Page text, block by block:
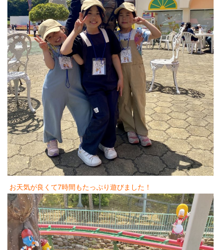
お天気が良くて7時間もたっぷり遊びました！
2025.12.3
先日、高校生女子がヘアドネーションをご希望
されて、ばっさり、いやいやいや、バババババ
ッサーリッ！！！…
2025.12.3
弾ける笑顔が可愛い♡♡♡ 先日、七五三のヘ
アセットand着付けのお客様♡お天気もとっー
ても良くって最高の一日なったねー…
2025.11.17
早めのサンタが店内に並んでます♡好評につ
き、うちの父の手作りサンタ♡♡♡1セット
¥800 販売中♡数に限りがありますの…
2025.11.17
あえての、ポイントカラー♡♡♡セクション
で、顔周りだけを、ぐるりとポイントに♡ＴＰ
Ｏに合わせて、このくらいのラインで、テ…